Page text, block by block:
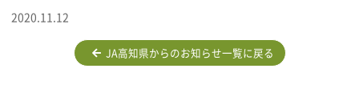
2020.11.12
JA高知県からのお知らせ一覧に戻る